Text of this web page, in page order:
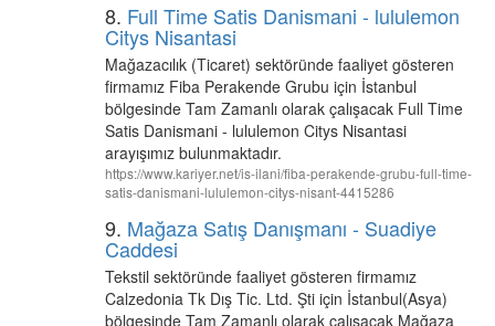
8. Full Time Satis Danismani - lululemon
Citys Nisantasi
Mağazacılık (Ticaret) sektöründe faaliyet gösteren
firmamız Fiba Perakende Grubu için İstanbul
bölgesinde Tam Zamanlı olarak çalışacak Full Time
Satis Danismani - lululemon Citys Nisantasi
arayışımız bulunmaktadır.
https://www.kariyer.net/is-ilani/fiba-perakende-grubu-full-time-
satis-danismani-lululemon-citys-nisant-4415286
9. Mağaza Satış Danışmanı - Suadiye
Caddesi
Tekstil sektöründe faaliyet gösteren firmamız
Calzedonia Tk Dış Tic. Ltd. Şti için İstanbul(Asya)
bölgesinde Tam Zamanlı olarak çalışacak Mağaza